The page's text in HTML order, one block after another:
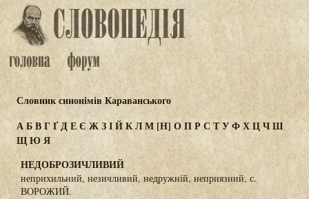
Словник синонімів Караванського
АБВГҐДЕЄ ЖЗІЙКЛМ [Н] ОПР С ТУФХЦЧШ
ЩЮ Я
НЕДОБРОЗИЧЛИВИЙ
неприхильний, незичливий, недружній, неприязний, с.
ВОРОЖИЙ.